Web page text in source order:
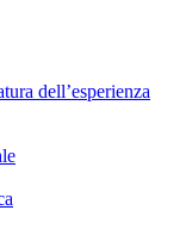
dell’esperienza